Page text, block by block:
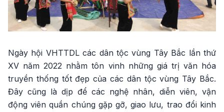
Ngày hội VHTTDL các dân tộc vùng Tây Bắc lần thứ
XV năm 2022 nhằm tôn vinh những giá trị văn hóa
truyền thống tốt đẹp của các dân tộc vùng Tây Bắc.
Đây cũng là dịp để các nghệ nhân, diễn viên, vận
động viên quần chúng gặp gỡ, giao lưu, trao đổi kinh